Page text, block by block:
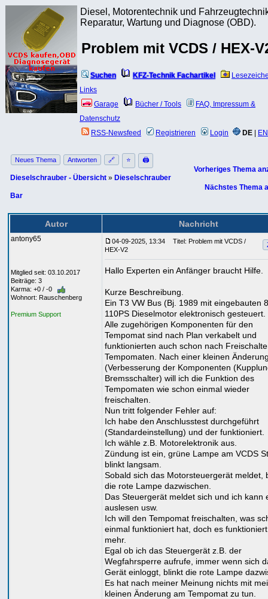
Diesel, Motorentechnik und
Reparatur, Wartung und Diagnose (OBD).
Problem mit VCDS / HEX-
Suchen KFZ-Technik Fachartikel
Links
Garage
Bücher / Tools
FAQ, Impressum &
Datenschutz
RSS-Newsfeed
Registrieren Login DE EN
Neues Thema Antworten 🔗 ⭐ 🖨
Dieselschrauber - Übersicht » Dieselschrauber
Bar
Vorheriges Thema
Nächstes Thema
Autor Nachricht
antony65
Mitglied seit: 03.10.2017
Beiträge: 3
Karma: +0 / -0
Wohnort: Rauschenberg
Premium Support
04-09-2025, 13:34
Titel: Problem mit VCDS /
HEX-V2
Hallo Experten ein Anfänger braucht Hilfe.
Kurze Beschreibung.
Ein T3 VW Bus (Bj. 1989 mit eingebauten
110PS Dieselmotor elektronisch gesteuert.
Alle zugehörigen Komponenten für den
Tempomat sind nach Plan verkabelt und
funktionierten auch schon nach
Tempomaten. Nach einer kleinen
(Verbesserung der Komponenten
Bremsschalter) will ich die Funktion des
Tempomaten wie schon einmal wieder
freischalten.
Nun tritt folgender Fehler auf:
Ich habe den Anschlusstest durchgeführt
(Standardeinstellung) und der funktioniert.
Ich wähle z.B. Motorelektronik aus.
Zündung ist ein, grüne Lampe am VCDS
blinkt langsam.
Sobald sich das Motorsteuergerät meldet,
die rote Lampe dazwischen.
Das Steuergerät meldet sich und ich kann
auslesen usw.
Ich will den Tempomat freischalten, was
einmal funktioniert hat, doch es
mehr.
Egal ob ich das Steuergerät z.B. der
Wegfahrsperre aufrufe, immer wenn sich
Gerät einloggt, blinkt die rote Lampe
Es hat nach meiner Meinung nichts mit
kleinen Änderung am Tempomat zu tun.